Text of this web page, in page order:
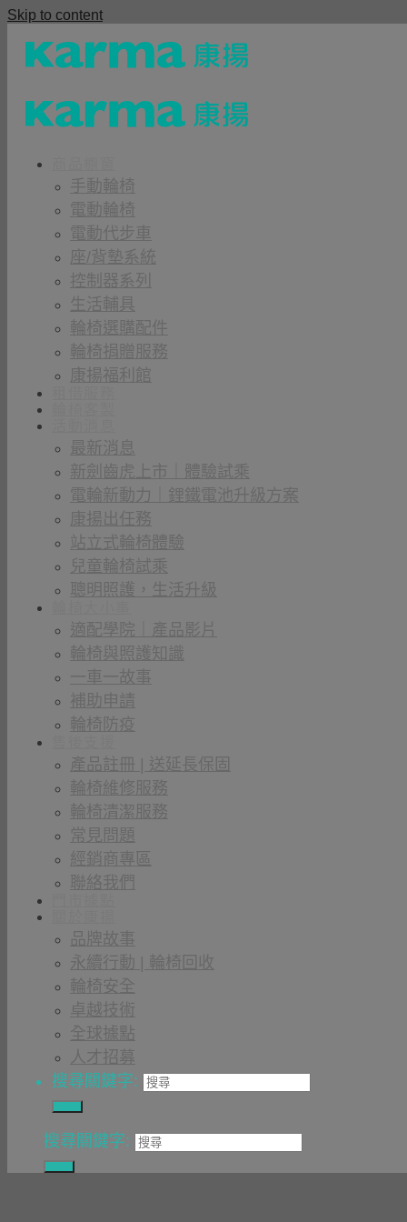
Skip to content
手動輪椅
電動輪椅
電動代步車
座/背墊系統
控制器系列
生活輔具
輪椅選購配件
輪椅捐贈服務
康揚福利館
最新消息
新劍齒虎上市｜體驗試乘
電輪新動力｜鋰鐵電池升級方案
康揚出任務
站立式輪椅體驗
兒童輪椅試乘
聰明照護，生活升級
適配學院｜產品影片
輪椅與照護知識
一車一故事
補助申請
輪椅防疫
產品註冊 | 送延長保固
輪椅維修服務
輪椅清潔服務
常見問題
經銷商專區
聯絡我們
品牌故事
永續行動 | 輪椅回收
輪椅安全
卓越技術
全球據點
人才招募
搜尋關鍵字:
搜尋關鍵字: